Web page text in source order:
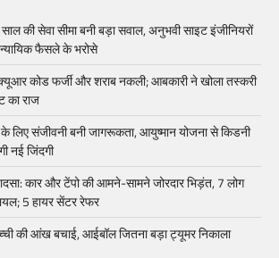
की सेवा सीमा बनी बड़ा सवाल, अनुभवी साइट इंजीनियरों
फैसले के भरोसे
कोड फर्जी और शराब नकली; आबकारी ने खोला तस्करी
का राज
के लिए संजीवनी बनी जागरूकता, आयुष्मान योजना से किडनी
नई जिंदगी
कार और टेंपो की आमने-सामने जोरदार भिड़ंत, 7 लोग
5 हायर सेंटर रेफर​
की आंख बचाई, आईबॉल जितना बड़ा ट्यूमर निकाला